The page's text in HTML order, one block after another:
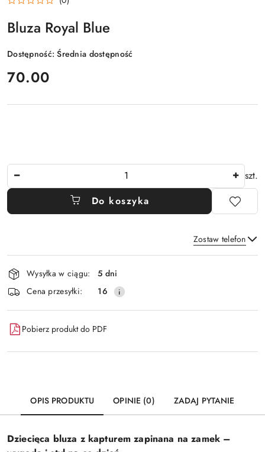
Bluza Royal Blue
Dostępność:Średnia dostępność
cena:
70.00
szt.
Do koszyka
Zostaw telefon
Wyślij
Dostępność
i
dostawa
Wysyłka w ciągu:
5 dni
Cena przesyłki:
16
Pobierz produkt do PDF
OPIS PRODUKTU OPINIE (0) ZADAJ PYTANIE
Dziecięca bluza z kapturem zapinana na zamek –